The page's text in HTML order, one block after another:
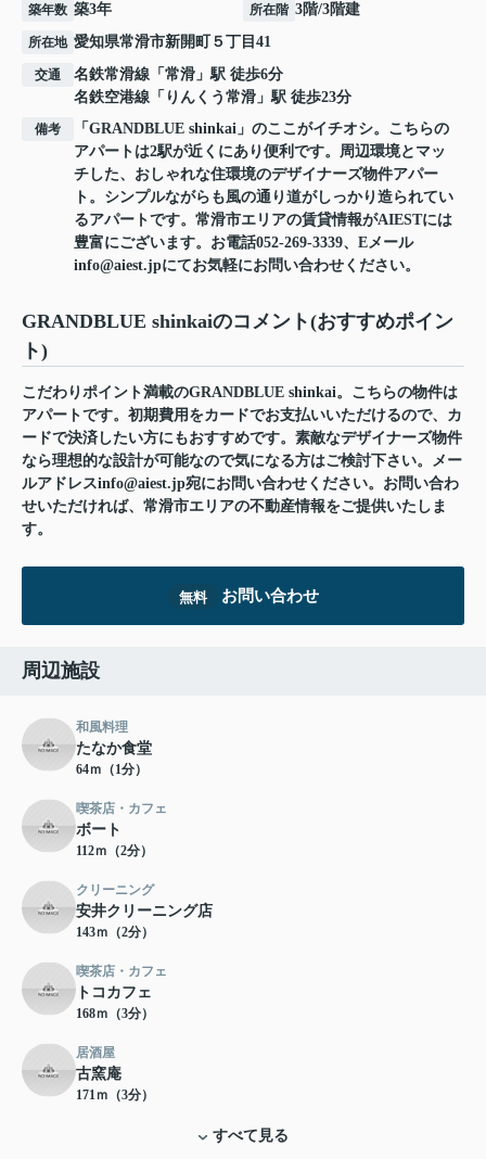
築年数 築3年 所在階 3階/3階建
所在地 愛知県常滑市新開町 ５丁目41
交通 名鉄常滑線 「 常滑 」駅 徒歩6分
名鉄空港線 「 りんくう常滑 」駅 徒歩23分
備考
「GRANDBLUE shinkai」のここがイチオシ。こちらの
アパートは2駅が近くにあり便利です。周辺環境とマッ
チした、おしゃれな住環境のデザイナーズ物件アパー
ト。シンプルながらも風の通り道がしっかり造られてい
るアパートです。常滑市エリアの賃貸情報がAIESTには
豊富にございます。お電話052-269-3339、Eメール
info@aiest.jpにてお気軽にお問い合わせください。
GRANDBLUE shinkaiのコメント(おすすめポイン
ト)
こだわりポイント満載のGRANDBLUE shinkai。こちらの物件は
アパートです。初期費用をカードでお支払いいただけるので、カ
ードで決済したい方にもおすすめです。素敵なデザイナーズ物件
なら理想的な設計が可能なので気になる方はご検討下さい。メー
ルアドレスinfo@aiest.jp宛にお問い合わせください。お問い合わ
せいただければ、常滑市エリアの不動産情報をご提供いたしま
す。
無料 お問い合わせ
周辺施設
和風料理
たなか食堂
64ｍ（1分）
喫茶店・カフェ
ボート
112ｍ（2分）
クリーニング
安井クリーニング店
143ｍ（2分）
喫茶店・カフェ
トコカフェ
168ｍ（3分）
居酒屋
古窯庵
171ｍ（3分）
すべて見る